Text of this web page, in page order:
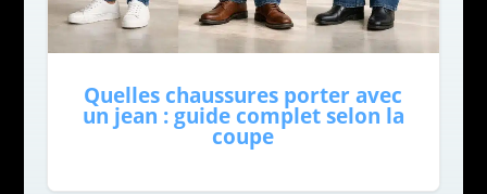
Quelles chaussures porter avec
un jean : guide complet selon la
coupe